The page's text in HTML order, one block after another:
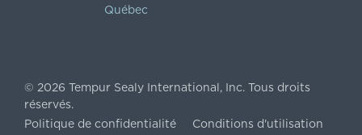
Québec
© 2026 Tempur Sealy International, Inc. Tous droits
réservés.
Politique de confidentialité
Conditions d'utilisation